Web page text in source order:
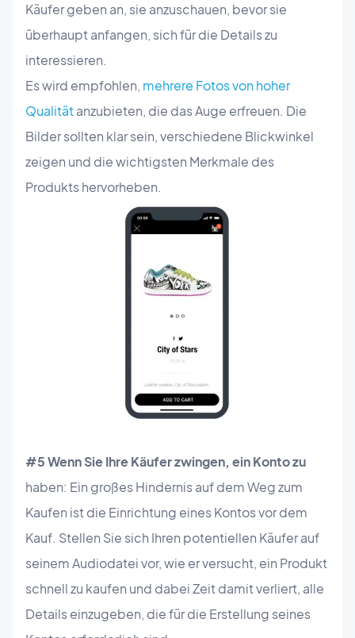
Käufer geben an, sie anzuschauen, bevor sie
überhaupt anfangen, sich für die Details zu
interessieren.
Es wird empfohlen, mehrere Fotos von hoher
Qualitätanzubieten, die das Auge erfreuen. Die
Bilder sollten klar sein, verschiedene Blickwinkel
zeigen und die wichtigsten Merkmale des
Produkts hervorheben.
#5 Wenn Sie Ihre Käufer zwingen, ein Konto zu
haben: Ein großes Hindernis auf dem Weg zum
Kaufen ist die Einrichtung eines Kontos vor dem
Kauf. Stellen Sie sich Ihren potentiellen Käufer auf
seinem Audiodatei vor, wie er versucht, ein Produkt
schnell zu kaufen und dabei Zeit damit verliert, alle
Details einzugeben, die für die Erstellung seines